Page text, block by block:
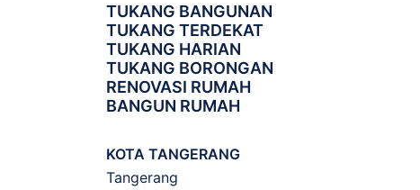
TUKANG BANGUNAN
TUKANG TERDEKAT
TUKANG HARIAN
TUKANG BORONGAN
RENOVASI RUMAH
BANGUN RUMAH
KOTA TANGERANG
Tangerang